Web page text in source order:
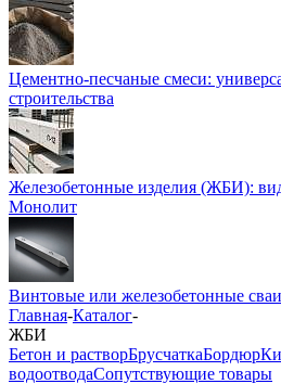
Цементно-песчаные смеси:
строительства
Железобетонные изделия (ЖБИ):
Монолит
Винтовые или железобетонные
Главная-Каталог-
ЖБИ
Бетон и растворБрусчаткаБордюр
водоотводаСопутствующие товары